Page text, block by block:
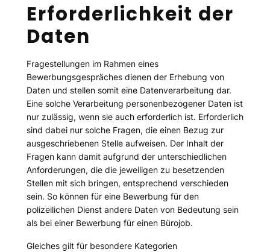
Erforderlichkeit der
Daten
Fragestellungen im Rahmen eines
Bewerbungsgespräches dienen der Erhebung von
Daten und stellen somit eine Datenverarbeitung dar.
Eine solche Verarbeitung personenbezogener Daten ist
nur zulässig, wenn sie auch erforderlich ist. Erforderlich
sind dabei nur solche Fragen, die einen Bezug zur
ausgeschriebenen Stelle aufweisen. Der Inhalt der
Fragen kann damit aufgrund der unterschiedlichen
Anforderungen, die die jeweiligen zu besetzenden
Stellen mit sich bringen, entsprechend verschieden
sein. So können für eine Bewerbung für den
polizeilichen Dienst andere Daten von Bedeutung sein
als bei einer Bewerbung für einen Bürojob.
Gleiches gilt für besondere Kategorien